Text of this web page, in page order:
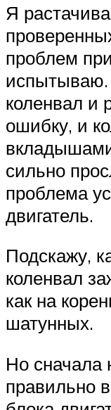
Я
проблем
коленвал и
ошибку, и
сильно
проблема
двигатель.
Подскажу,
коленвал
как на
шатунных.
Но сначала
правильно